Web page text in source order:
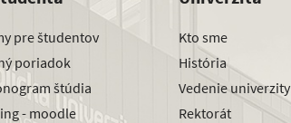
pre študentov
poriadok
štúdia
- moodle
Kto sme
História
Vedenie univerzity
Rektorát